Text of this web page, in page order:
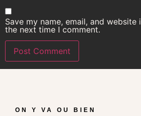
Save my name, email, and
the next time I comment.
ON Y VA OU BIEN